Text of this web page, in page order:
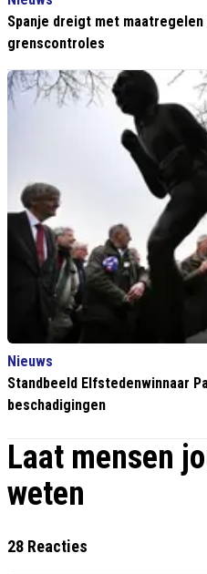
Spanje dreigt met
grenscontroles
Nieuws
Standbeeld Elfstedenwinnaar
beschadigingen
Laat mensen
weten
28 Reacties